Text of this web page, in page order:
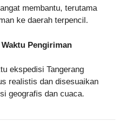
membantu, terutama
ke daerah terpencil.
Pengiriman
ekspedisi Tangerang
realistis dan disesuaikan
geografis dan cuaca.